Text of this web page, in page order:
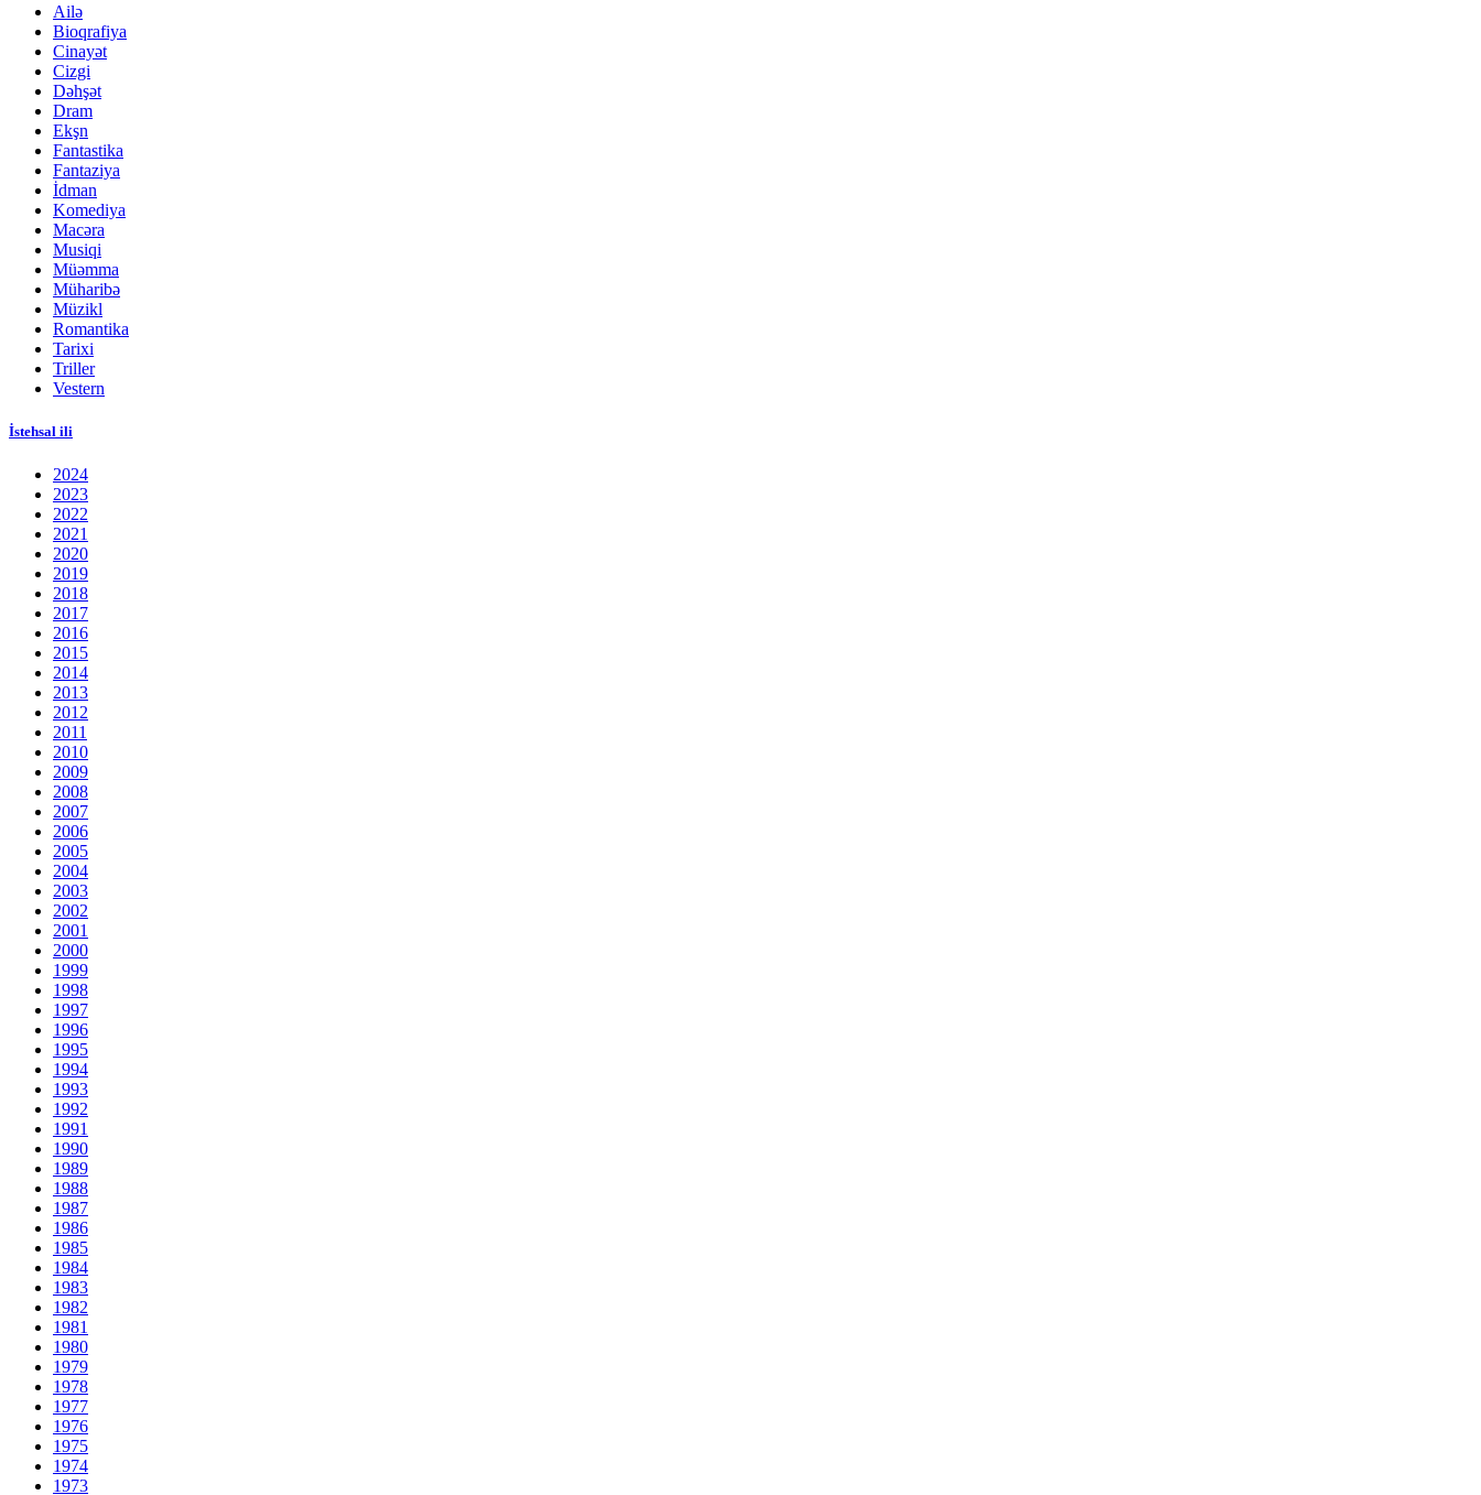
Ailə
Bioqrafiya
Cinayət
Cizgi
Dəhşət
Dram
Ekşn
Fantastika
Fantaziya
İdman
Komediya
Macəra
Musiqi
Müəmma
Müharibə
Müzikl
Romantika
Tarixi
Triller
Vestern
İstehsal ili
2024
2023
2022
2021
2020
2019
2018
2017
2016
2015
2014
2013
2012
2011
2010
2009
2008
2007
2006
2005
2004
2003
2002
2001
2000
1999
1998
1997
1996
1995
1994
1993
1992
1991
1990
1989
1988
1987
1986
1985
1984
1983
1982
1981
1980
1979
1978
1977
1976
1975
1974
1973